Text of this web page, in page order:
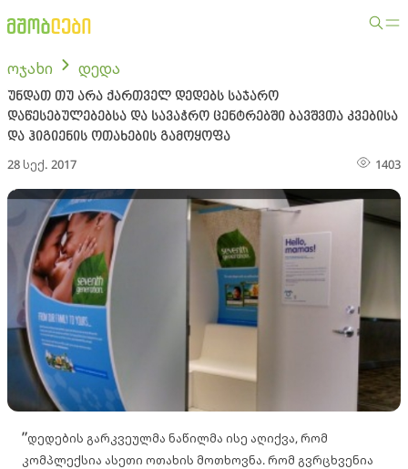
ოჯახი დედა
უნდათ თუ არა ქართველ დედებს საჯარო
დაწესებულებებსა და სავაჭრო ცენტრებში ბავშვთა კვებისა
და ჰიგიენის ოთახების გამოყოფა
28 სექ. 2017 1403
”დედების გარკვეულმა ნაწილმა ისე აღიქვა, რომ
კომპლექსია ასეთი ოთახის მოთხოვნა. რომ გვრცხვენია